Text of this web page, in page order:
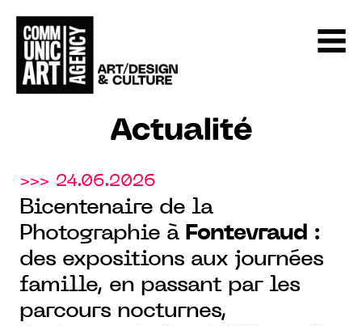
Actualité
>>> 24.06.2026
Bicentenaire de la
Photographie à Fontevraud :
des expositions aux journées
famille, en passant par les
parcours nocturnes,